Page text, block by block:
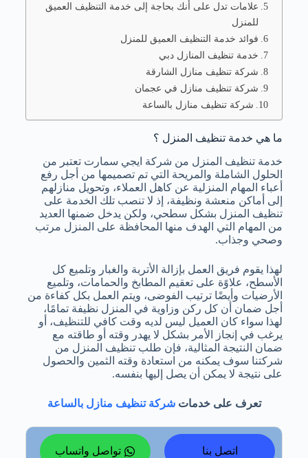
علامات تدل على أنك بحاجة إلى خدمة التنظيف العميق
للمنزل
فوائد خدمة التنظيف العميق للمنزل
خدمة تنظيف المنازل دبي
شركة تنظيف منازل الشارقة
شركة تنظيف منازل في عجمان
شركة تنظيف منازل بالساعة
ما هي خدمة تنظيف المنزل ؟
خدمة تنظيف المنزل من شركة ايجي سمارت تعتبر من
الحلول الشاملة والمريحة التي تم تصميمها من أجل رفع
أعباء المهام المنزلية عن كاهل العملاء، وتحويل منازلهم
إلى أماكن منعشة ونظيفة، إذ لا تنصب تلك الخدمة على
تنظيف المنزل بشكل سطحي، ولكن يدخل ضمنها العديد
من المهام التي الهدف منها المحافظة على المنزل مرتب
وصحي وجذاب.
لهذا يقوم فريق العمل بإزالة الأتربة والغبار وتلميع كل
الأسطح، علاوًة على تعقيم المطابخ والحمامات، وتلميع
الأرضيات وأيضًا ترتيب الفوضى، ويتم العمل بكل كفاءة من
أجل ضمان أن كل ركن وزاوية في المنزل نظيفة تمامًا،
لهذا سواء كان العميل ليس لديه وقت كافي للتنظيف، أو
يرغب في إنجاز الأمر بشكل لا يهدر وقته أو طاقته مع
ضمان النتيجة المثالية، فإن طلب تنظيف المنزل من
شركتنا سوف يمكنه من استعادة وقته الثمين والحصول
على نتيجة لا يمكن أن يصل إليها بنفسه.
تعرف على خدماتشركة تنظيف منازل بالساعة
اتصل بنا تواصل واتساب